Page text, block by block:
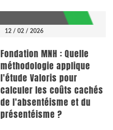
12 / 02 / 2026
Fondation MNH : Quelle
méthodologie applique
l'étude Valoris pour
calculer les coûts cachés
de l'absentéisme et du
présentéisme ?